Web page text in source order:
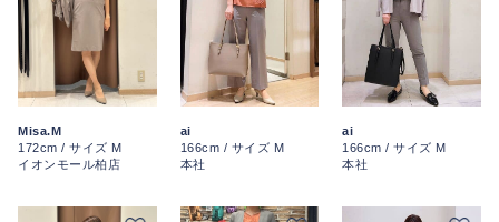
Misa.M
172cm / サイズ M
イオンモール柏店
ai
166cm / サイズ M
本社
ai
166cm / サイズ M
本社